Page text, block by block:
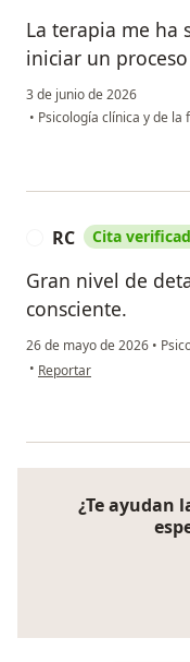
La terapia me ha
iniciar un
3 de junio de 2026
• Psicología clínica y de la
RC Cita
Gran nivel de
consciente.
26 de mayo de 2026 •
• en opinión del usuario RC
Reportar
¿Te ayudan